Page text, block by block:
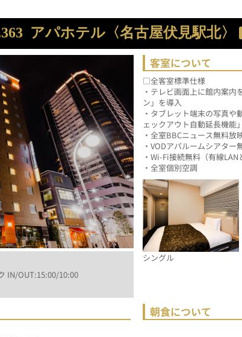
アパホテル〈名古屋伏見駅北〉
IN/OUT:15:00/10:00
客室について
□全客室標準仕様
・テレビ画面上に館内案内
ン」を導入
・タブレット端末の写真
ェックアウト自動延長機能
・全室BBCニュース無料放
・VODアパルームシアター
・Wi-Fi接続無料（有線LAN
・全室個別空調
シングル
朝食について